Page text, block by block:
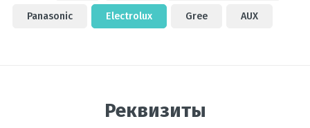
Panasonic Electrolux Gree AUX
Реквизиты